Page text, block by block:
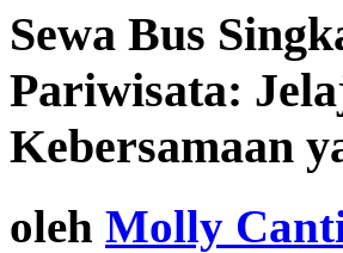
Sewa Bus
Pariwisata:
Kebersamaan
oleh Molly